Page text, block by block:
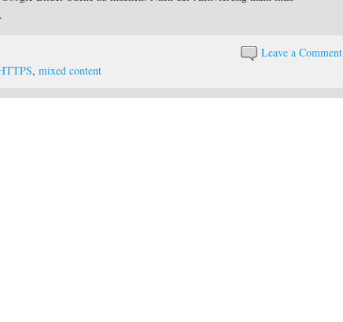
Leave a Comment
, mixed content